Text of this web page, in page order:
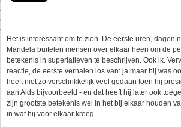
Het is interessant om te zien. De eerste uren, dagen
Mandela buitelen mensen over elkaar heen om de
betekenis in superlatieven te beschrijven. Ook ik.
reactie, de eerste verhalen los van: ja maar hij was
heeft niet zo verschrikkelijk veel gedaan toen hij
aan Aids bijvoorbeeld - en dat heeft hij later ook
zijn grootste betekenis wel in het bij elkaar houden
in wat hij voor elkaar kreeg.